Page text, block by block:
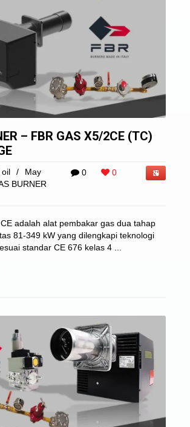
– FBR GAS X5/2CE (TC)
0 0
oil /
May
BURNER
adalah alat pembakar gas dua tahap
81-349 kW yang dilengkapi teknologi
standar CE 676 kelas 4 ...